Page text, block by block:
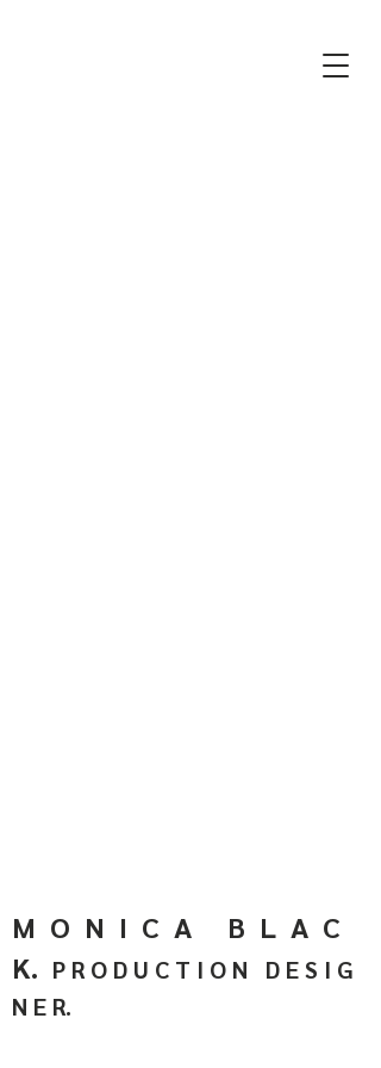
M O N I C A B L A C
K. P R O D U C T I O N D E S I G
N E R.